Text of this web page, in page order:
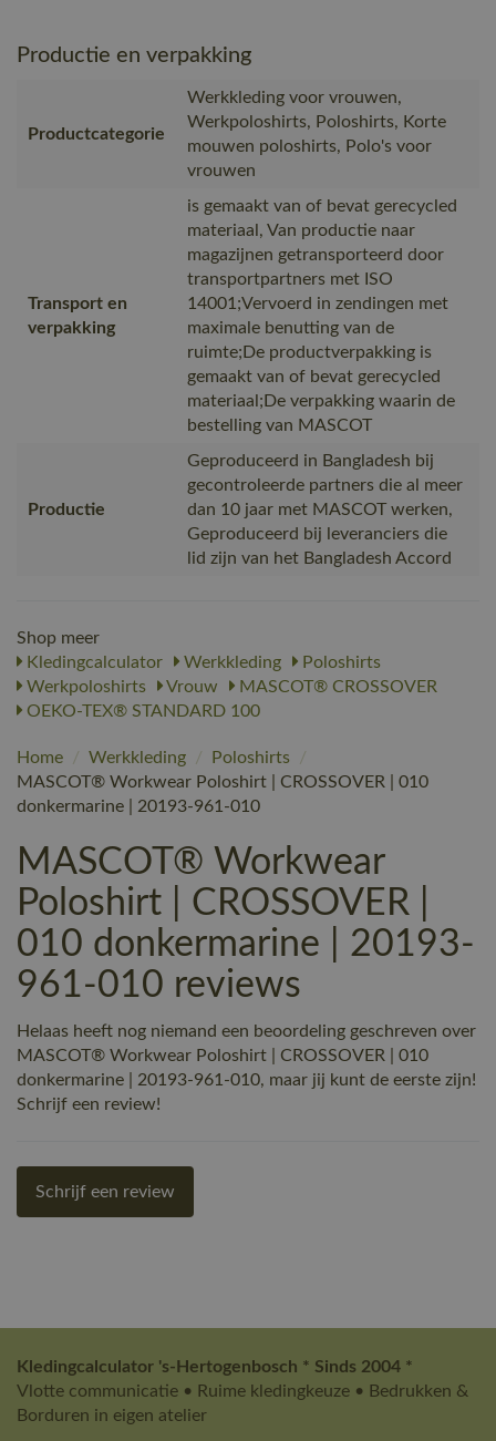
Productie en verpakking
Productcategorie
Werkkleding voor vrouwen,
Werkpoloshirts, Poloshirts, Korte
mouwen poloshirts, Polo's voor
vrouwen
Transport en
verpakking
is gemaakt van of bevat gerecycled
materiaal, Van productie naar
magazijnen getransporteerd door
transportpartners met ISO
14001;Vervoerd in zendingen met
maximale benutting van de
ruimte;De productverpakking is
gemaakt van of bevat gerecycled
materiaal;De verpakking waarin de
bestelling van MASCOT
Productie
Geproduceerd in Bangladesh bij
gecontroleerde partners die al meer
dan 10 jaar met MASCOT werken,
Geproduceerd bij leveranciers die
lid zijn van het Bangladesh Accord
Shop meer
Kledingcalculator
Werkkleding
Poloshirts
Werkpoloshirts
Vrouw
MASCOT® CROSSOVER
OEKO-TEX® STANDARD 100
Home / Werkkleding / Poloshirts
/
MASCOT® Workwear Poloshirt | CROSSOVER | 010
donkermarine | 20193-961-010
MASCOT® Workwear
Poloshirt | CROSSOVER |
010 donkermarine | 20193-
961-010 reviews
Helaas heeft nog niemand een beoordeling geschreven over
MASCOT® Workwear Poloshirt | CROSSOVER | 010
donkermarine | 20193-961-010, maar jij kunt de eerste zijn!
Schrijf een review!
Schrijf een review
Kledingcalculator 's-Hertogenbosch * Sinds 2004 *
Vlotte communicatie • Ruime kledingkeuze • Bedrukken &
Borduren in eigen atelier